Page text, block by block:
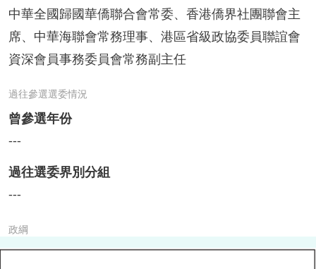
中華全國歸國華僑聯合會常委、香港僑界社團聯會主
席、中華海聯會常務理事、港區省級政協委員聯誼會
資深會員事務委員會常務副主任
過往參選選委情況
曾參選年份
---
過往選委界別分組
---
政綱